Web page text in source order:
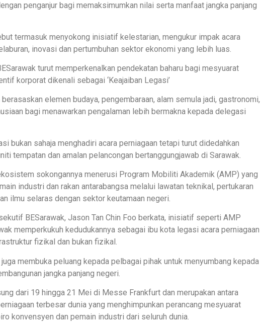
penganjur bagi memaksimumkan nilai serta manfaat jangka panjang
termasuk menyokong inisiatif kelestarian, mengukur impak acara
inovasi dan pertumbuhan sektor ekonomi yang lebih luas.
turut memperkenalkan pendekatan baharu bagi mesyuarat
korporat dikenali sebagai ‘Keajaiban Legasi’
elemen budaya, pengembaraan, alam semula jadi, gastronomi,
bagi menawarkan pengalaman lebih bermakna kepada delegasi
bukan sahaja menghadiri acara perniagaan tetapi turut didedahkan
tempatan dan amalan pelancongan bertanggungjawab di Sarawak.
sokongannya menerusi Program Mobiliti Akademik (AMP) yang
industri dan rakan antarabangsa melalui lawatan teknikal, pertukaran
ilmu selaras dengan sektor keutamaan negeri.
BESarawak, Jason Tan Chin Foo berkata, inisiatif seperti AMP
memperkukuh kedudukannya sebagai ibu kota legasi acara perniagaan
fizikal dan bukan fizikal.
membuka peluang kepada pelbagai pihak untuk menyumbang kepada
jangka panjang negeri.
dari 19 hingga 21 Mei di Messe Frankfurt dan merupakan antara
terbesar dunia yang menghimpunkan perancang mesyuarat
konvensyen dan pemain industri dari seluruh dunia.